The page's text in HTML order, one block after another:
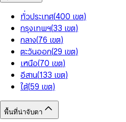
ทั่วประเทศ(400 เขต)
กรุงเทพฯ(33 เขต)
กลาง(76 เขต)
ตะวันออก(29 เขต)
เหนือ(70 เขต)
อีสาน(133 เขต)
ใต้(59 เขต)
พื้นที่น่าจับตา